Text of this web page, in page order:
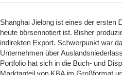
Shanghai Jielong ist eines der ersten
heute börsennotiert ist. Bisher
indirekten Export. Schwerpunkt war
Unternehmen über
Portfolio hat sich in die Buch- und
Marktanteil von KBA im Großformat